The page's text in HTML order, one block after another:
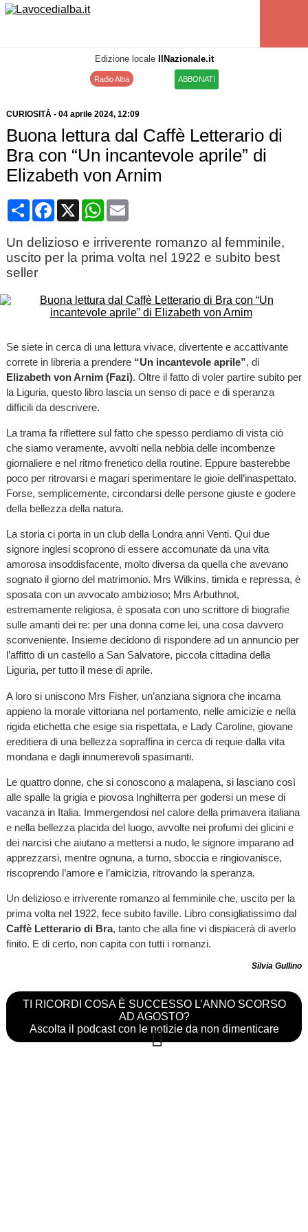
Edizione locale IlNazionale.it
Radio Alba ABBONATI
CURIOSITÀ- 04 aprile 2024, 12:09
Buona lettura dal Caffè Letterario di
Bra con “Un incantevole aprile” di
Elizabeth von Arnim
CondividiFacebook
X WhatsApp
Email
Un delizioso e irriverente romanzo al femminile,
uscito per la prima volta nel 1922 e subito best
seller
Se siete in cerca di una lettura vivace, divertente e accattivante
correte in libreria a prendere “Un incantevole aprile”, di
Elizabeth von Arnim (Fazi). Oltre il fatto di voler partire subito per
la Liguria, questo libro lascia un senso di pace e di speranza
difficili da descrivere.
La trama fa riflettere sul fatto che spesso perdiamo di vista ciò
che siamo veramente, avvolti nella nebbia delle incombenze
giornaliere e nel ritmo frenetico della routine. Eppure basterebbe
poco per ritrovarsi e magari sperimentare le gioie dell’inaspettato.
Forse, semplicemente, circondarsi delle persone giuste e godere
della bellezza della natura.
La storia ci porta in un club della Londra anni Venti. Qui due
signore inglesi scoprono di essere accomunate da una vita
amorosa insoddisfacente, molto diversa da quella che avevano
sognato il giorno del matrimonio. Mrs Wilkins, timida e repressa, è
sposata con un avvocato ambizioso; Mrs Arbuthnot,
estremamente religiosa, è sposata con uno scrittore di biografie
sulle amanti dei re: per una donna come lei, una cosa davvero
sconveniente. Insieme decidono di rispondere ad un annuncio per
l’affitto di un castello a San Salvatore, piccola cittadina della
Liguria, per tutto il mese di aprile.
A loro si uniscono Mrs Fisher, un’anziana signora che incarna
appieno la morale vittoriana nel portamento, nelle amicizie e nella
rigida etichetta che esige sia rispettata, e Lady Caroline, giovane
ereditiera di una bellezza sopraffina in cerca di requie dalla vita
mondana e dagli innumerevoli spasimanti.
Le quattro donne, che si conoscono a malapena, si lasciano così
alle spalle la grigia e piovosa Inghilterra per godersi un mese di
vacanza in Italia. Immergendosi nel calore della primavera italiana
e nella bellezza placida del luogo, avvolte nei profumi dei glicini e
dei narcisi che aiutano a mettersi a nudo, le signore imparano ad
apprezzarsi, mentre ognuna, a turno, sboccia e ringiovanisce,
riscoprendo l’amore e l’amicizia, ritrovando la speranza.
Un delizioso e irriverente romanzo al femminile che, uscito per la
prima volta nel 1922, fece subito faville. Libro consigliatissimo dal
Caffè Letterario di Bra, tanto che alla fine vi dispiacerà di averlo
finito. E di certo, non capita con tutti i romanzi.
Silvia Gullino
TI RICORDI COSA È SUCCESSO L’ANNO SCORSO
AD AGOSTO?
Ascolta il podcast con le notizie da non dimenticare